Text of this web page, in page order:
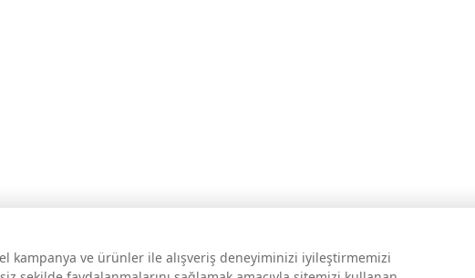
kampanya ve ürünler ile alışveriş deneyiminizi iyileştirmemizi